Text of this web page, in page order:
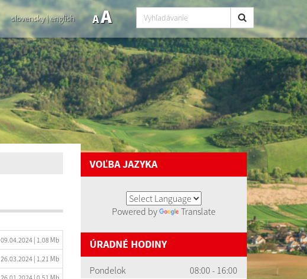
slovensky|english AA
09.04.2024 | 1.08 Mb
26.03.2024 | 1.21 Mb
VOĽBA JAZYKA
Powered by Translate
ÚRADNÉ HODINY
Pondelok
08:00 - 16:00